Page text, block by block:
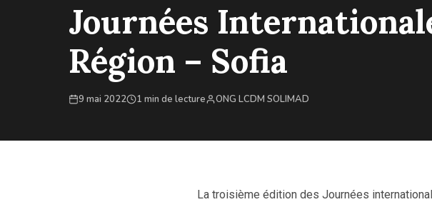
Journées
Région – Sofia
9 mai 2022 1 min de lecture ONG LCDM SOLIMAD
La troisième édition des Journées